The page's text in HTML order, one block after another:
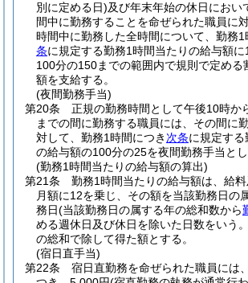
別に定める日)及び年末年始の休日におい
間中に勤務することを命ぜられた職員に
時間中に勤務した全時間について、勤務1
条に規定する勤務1時間当たりの給与額
100分の150までの範囲内で規則で定める
額を支給する。
(夜間勤務手当)
第20条
正規の勤務時間として午後10時か
までの間に勤務する職員には、その間に
対して、勤務1時間につき 次条に規定する
の給与額の100分の25を夜間勤務手当とし
(勤務1時間当たりの給与額の算出)
第21条
勤務1時間当たりの給与額は、給
月額に12を乗じ、その額を当該勤務日の
務日(当該勤務日の属する年の総和数から
める週休日及び休日を除いた日数をいう
の総和で除して得た額とする。
(宿日直手当)
第22条
宿日直勤務を命ぜられた職員には